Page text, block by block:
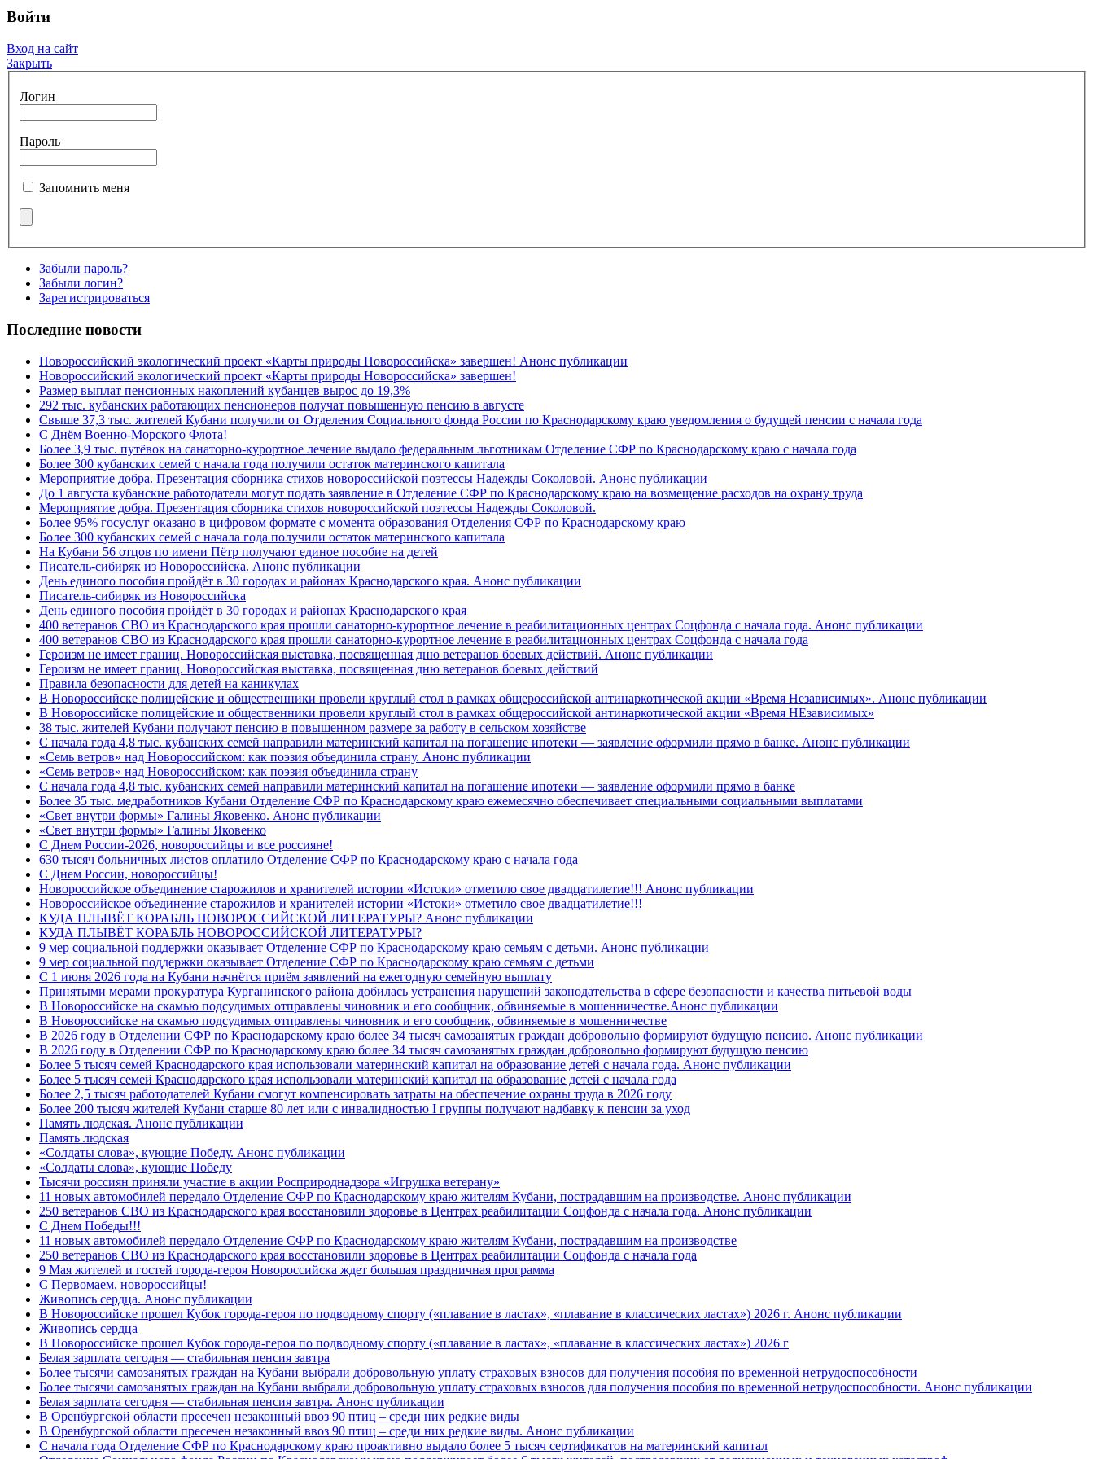
Войти
Вход на сайт
Закрыть
Логин
Пароль
Запомнить меня
Забыли пароль?
Забыли логин?
Зарегистрироваться
Последние новости
Новороссийский экологический проект «Карты природы Новороссийска» завершен! Анонс публикации
Новороссийский экологический проект «Карты природы Новороссийска» завершен!
Размер выплат пенсионных накоплений кубанцев вырос до 19,3%
292 тыс. кубанских работающих пенсионеров получат повышенную пенсию в августе
Свыше 37,3 тыс. жителей Кубани получили от Отделения Социального фонда России по Краснодарскому краю уведомления о будущей пенсии с начала года
C Днём Военно-Морского Флота!
Более 3,9 тыс. путёвок на санаторно-курортное лечение выдало федеральным льготникам Отделение СФР по Краснодарскому краю с начала года
Более 300 кубанских семей с начала года получили остаток материнского капитала
Мероприятие добра. Презентация сборника стихов новороссийской поэтессы Надежды Соколовой. Анонс публикации
До 1 августа кубанские работодатели могут подать заявление в Отделение СФР по Краснодарскому краю на возмещение расходов на охрану труда
Мероприятие добра. Презентация сборника стихов новороссийской поэтессы Надежды Соколовой.
Более 95% госуслуг оказано в цифровом формате с момента образования Отделения СФР по Краснодарскому краю
Более 300 кубанских семей с начала года получили остаток материнского капитала
На Кубани 56 отцов по имени Пётр получают единое пособие на детей
Писатель-сибиряк из Новороссийска. Анонс публикации
День единого пособия пройдёт в 30 городах и районах Краснодарского края. Анонс публикации
Писатель-сибиряк из Новороссийска
День единого пособия пройдёт в 30 городах и районах Краснодарского края
400 ветеранов СВО из Краснодарского края прошли санаторно-курортное лечение в реабилитационных центрах Соцфонда с начала года. Анонс публикации
400 ветеранов СВО из Краснодарского края прошли санаторно-курортное лечение в реабилитационных центрах Соцфонда с начала года
Героизм не имеет границ. Новороссийская выставка, посвященная дню ветеранов боевых действий. Анонс публикации
Героизм не имеет границ. Новороссийская выставка, посвященная дню ветеранов боевых действий
Правила безопасности для детей на каникулах
В Новороссийске полицейские и общественники провели круглый стол в рамках общероссийской антинаркотической акции «Время Независимых». Анонс публикации
В Новороссийске полицейские и общественники провели круглый стол в рамках общероссийской антинаркотической акции «Время НЕзависимых»
38 тыс. жителей Кубани получают пенсию в повышенном размере за работу в сельском хозяйстве
С начала года 4,8 тыс. кубанских семей направили материнский капитал на погашение ипотеки — заявление оформили прямо в банке. Анонс публикации
«Семь ветров» над Новороссийском: как поэзия объединила страну. Анонс публикации
«Семь ветров» над Новороссийском: как поэзия объединила страну
С начала года 4,8 тыс. кубанских семей направили материнский капитал на погашение ипотеки — заявление оформили прямо в банке
Более 35 тыс. медработников Кубани Отделение СФР по Краснодарскому краю ежемесячно обеспечивает специальными социальными выплатами
«Свет внутри формы» Галины Яковенко. Анонс публикации
«Свет внутри формы» Галины Яковенко
C Днем России-2026, новороссийцы и все россияне!
630 тысяч больничных листов оплатило Отделение СФР по Краснодарскому краю с начала года
C Днем России, новороссийцы!
Новороссийское объединение старожилов и хранителей истории «Истоки» отметило свое двадцатилетие!!! Анонс публикации
Новороссийское объединение старожилов и хранителей истории «Истоки» отметило свое двадцатилетие!!!
КУДА ПЛЫВЁТ КОРАБЛЬ НОВОРОССИЙСКОЙ ЛИТЕРАТУРЫ? Анонс публикации
КУДА ПЛЫВЁТ КОРАБЛЬ НОВОРОССИЙСКОЙ ЛИТЕРАТУРЫ?
9 мер социальной поддержки оказывает Отделение СФР по Краснодарскому краю семьям с детьми. Анонс публикации
9 мер социальной поддержки оказывает Отделение СФР по Краснодарскому краю семьям с детьми
С 1 июня 2026 года на Кубани начнётся приём заявлений на ежегодную семейную выплату
Принятыми мерами прокуратура Курганинского района добилась устранения нарушений законодательства в сфере безопасности и качества питьевой воды
В Новороссийске на скамью подсудимых отправлены чиновник и его сообщник, обвиняемые в мошенничестве.Анонс публикации
В Новороссийске на скамью подсудимых отправлены чиновник и его сообщник, обвиняемые в мошенничестве
В 2026 году в Отделении СФР по Краснодарскому краю более 34 тысяч самозанятых граждан добровольно формируют будущую пенсию. Анонс публикации
В 2026 году в Отделении СФР по Краснодарскому краю более 34 тысяч самозанятых граждан добровольно формируют будущую пенсию
Более 5 тысяч семей Краснодарского края использовали материнский капитал на образование детей с начала года. Анонс публикации
Более 5 тысяч семей Краснодарского края использовали материнский капитал на образование детей с начала года
Более 2,5 тысяч работодателей Кубани смогут компенсировать затраты на обеспечение охраны труда в 2026 году
Более 200 тысяч жителей Кубани старше 80 лет или с инвалидностью I группы получают надбавку к пенсии за уход
Память людская. Анонс публикации
Память людская
«Солдаты слова», кующие Победу. Анонс публикации
«Солдаты слова», кующие Победу
Тысячи россиян приняли участие в акции Росприроднадзора «Игрушка ветерану»
11 новых автомобилей передало Отделение СФР по Краснодарскому краю жителям Кубани, пострадавшим на производстве. Анонс публикации
250 ветеранов СВО из Краснодарского края восстановили здоровье в Центрах реабилитации Соцфонда с начала года. Анонс публикации
С Днем Победы!!!
11 новых автомобилей передало Отделение СФР по Краснодарскому краю жителям Кубани, пострадавшим на производстве
250 ветеранов СВО из Краснодарского края восстановили здоровье в Центрах реабилитации Соцфонда с начала года
9 Мая жителей и гостей города-героя Новороссийска ждет большая праздничная программа
C Первомаем, новороссийцы!
Живопись сердца. Анонс публикации
В Новороссийске прошел Кубок города-героя по подводному спорту («плавание в ластах», «плавание в классических ластах») 2026 г. Анонс публикации
Живопись сердца
В Новороссийске прошел Кубок города-героя по подводному спорту («плавание в ластах», «плавание в классических ластах») 2026 г
Белая зарплата сегодня — стабильная пенсия завтра
Более тысячи самозанятых граждан на Кубани выбрали добровольную уплату страховых взносов для получения пособия по временной нетрудоспособности
Более тысячи самозанятых граждан на Кубани выбрали добровольную уплату страховых взносов для получения пособия по временной нетрудоспособности. Анонс публикации
Белая зарплата сегодня — стабильная пенсия завтра. Анонс публикации
В Оренбургской области пресечен незаконный ввоз 90 птиц – среди них редкие виды
В Оренбургской области пресечен незаконный ввоз 90 птиц – среди них редкие виды. Анонс публикации
С начала года Отделение СФР по Краснодарскому краю проактивно выдало более 5 тысяч сертификатов на материнский капитал